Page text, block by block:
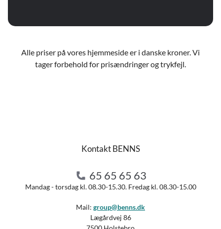
Alle priser på vores hjemmeside er i danske kroner. Vi
tager forbehold for prisændringer og trykfejl.
Kontakt BENNS
65 65 65 63
Mandag - torsdag kl. 08.30-15.30. Fredag kl. 08.30-15.00
Mail: group@benns.dk
Lægårdvej 86